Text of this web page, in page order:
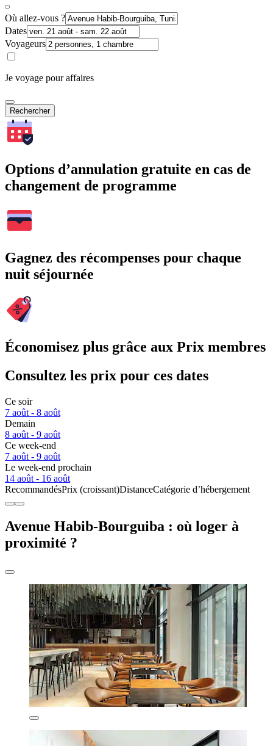
Où allez-vous ?
Dates
Voyageurs
Je voyage pour affaires
Rechercher
Options d’annulation gratuite en cas de
changement de programme
Gagnez des récompenses pour chaque
nuit séjournée
Économisez plus grâce aux Prix membres
Consultez les prix pour ces dates
Ce soir
7 août - 8 août
Demain
8 août - 9 août
Ce week-end
7 août - 9 août
Le week-end prochain
14 août - 16 août
RecommandésPrix (croissant)DistanceCatégorie d’hébergement
Avenue Habib-Bourguiba : où loger à
proximité ?